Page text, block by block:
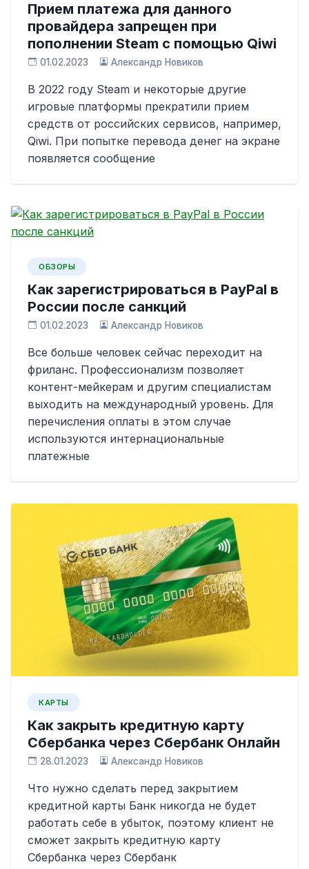
Прием платежа для данного
провайдера запрещен при
пополнении Steam с помощью Qiwi
01.02.2023 Александр Новиков
В 2022 году Steam и некоторые другие
игровые платформы прекратили прием
средств от российских сервисов, например,
Qiwi. При попытке перевода денег на экране
появляется сообщение
ОБЗОРЫ
Как зарегистрироваться в PayPal в
России после санкций
01.02.2023 Александр Новиков
Все больше человек сейчас переходит на
фриланс. Профессионализм позволяет
контент-мейкерам и другим специалистам
выходить на международный уровень. Для
перечисления оплаты в этом случае
используются интернациональные
платежные
КАРТЫ
Как закрыть кредитную карту
Сбербанка через Сбербанк Онлайн
28.01.2023 Александр Новиков
Что нужно сделать перед закрытием
кредитной карты Банк никогда не будет
работать себе в убыток, поэтому клиент не
сможет закрыть кредитную карту
Сбербанка через Сбербанк